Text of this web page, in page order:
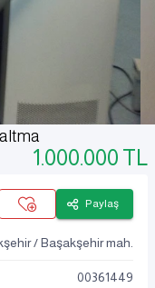
1.000.000 TL
Paylaş
/ Başakşehir mah.
00361449